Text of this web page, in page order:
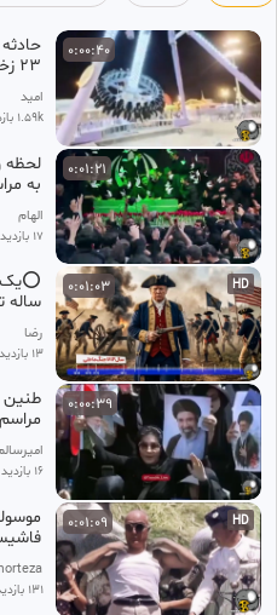
0:00:40
۲۳ زخمی برجای گذاشت...
امید
1.59k بازدید
0:01:21
لحظه
الهام
17 بازدید
HD
0:01:03
ساله
رضا
13 بازدید
0:00:39
طنین
16 بازدید
HD
0:01:09
131 بازدید